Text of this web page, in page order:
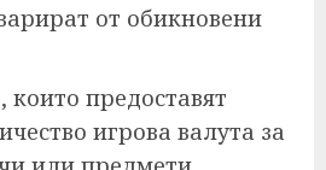
от обикновени
които предоставят
игрова валута за